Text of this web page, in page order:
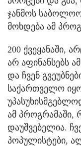
ჯანმოს საბოლოო
მოხდება ამ
200 ქვეყანაში,
არ აფინანსებს
და ჩვენ
საქართველო
ამ პროგრამაში,
დაუშვებელია.
პოპულისტები,